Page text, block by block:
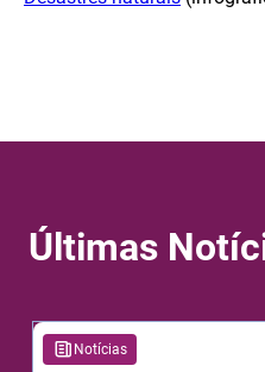
Últimas
Notícias